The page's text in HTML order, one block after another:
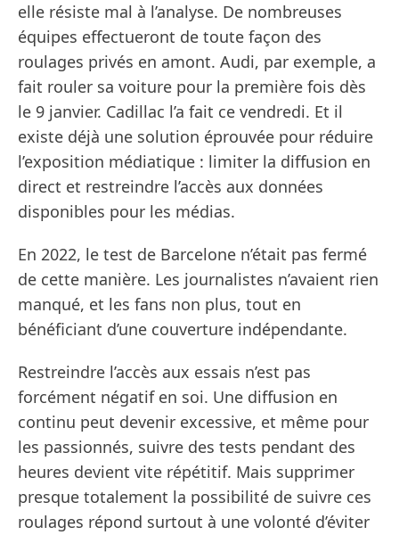
elle résiste mal à l’analyse. De nombreuses
équipes effectueront de toute façon des
roulages privés en amont. Audi, par exemple, a
fait rouler sa voiture pour la première fois dès
le 9 janvier. Cadillac l’a fait ce vendredi. Et il
existe déjà une solution éprouvée pour réduire
l’exposition médiatique : limiter la diffusion en
direct et restreindre l’accès aux données
disponibles pour les médias.
En 2022, le test de Barcelone n’était pas fermé
de cette manière. Les journalistes n’avaient rien
manqué, et les fans non plus, tout en
bénéficiant d’une couverture indépendante.
Restreindre l’accès aux essais n’est pas
forcément négatif en soi. Une diffusion en
continu peut devenir excessive, et même pour
les passionnés, suivre des tests pendant des
heures devient vite répétitif. Mais supprimer
presque totalement la possibilité de suivre ces
roulages répond surtout à une volonté d’éviter